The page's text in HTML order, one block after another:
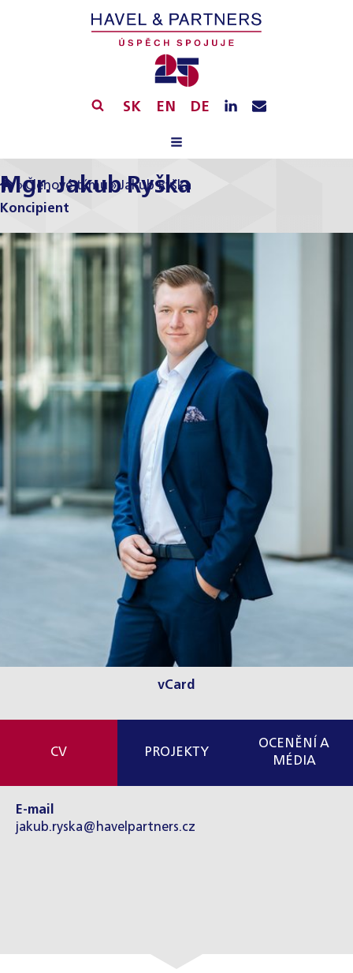
SK EN DE
» Členové týmu » Jakub Ryška
Mgr. Jakub Ryška
Koncipient
vCard
CV PROJEKTY
OCENĚNÍ A
MÉDIA
E-mail
jakub.ryska@havelpartners.cz